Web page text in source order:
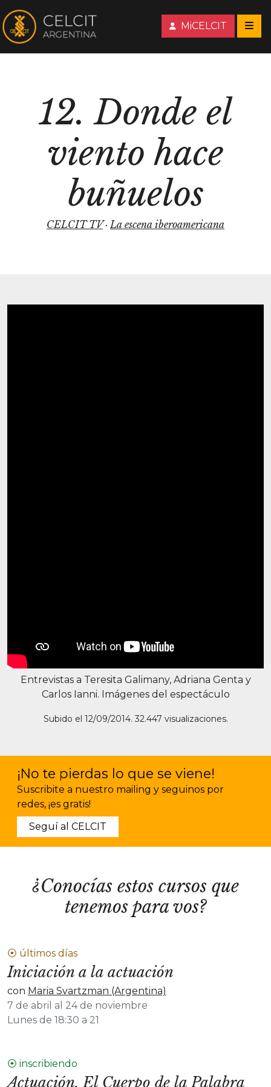
MiCELCIT
12. Donde el
viento hace
buñuelos
CELCIT TV·La escena iberoamericana
Entrevistas a Teresita Galimany, Adriana Genta y
Carlos Ianni. Imágenes del espectáculo
Subido el 12/09/2014. 32.447 visualizaciones.
¡No te pierdas lo que se viene!
Suscribite a nuestro mailing y seguinos por
redes, ¡es gratis!
Seguí al CELCIT
¿Conocías estos cursos que
tenemos para vos?
⦿ últimos días
Iniciación a la actuación
con Maria Svartzman (Argentina)
7 de abril al 24 de noviembre
Lunes de 18:30 a 21
⦿ inscribiendo
Actuación. El Cuerpo de la Palabra